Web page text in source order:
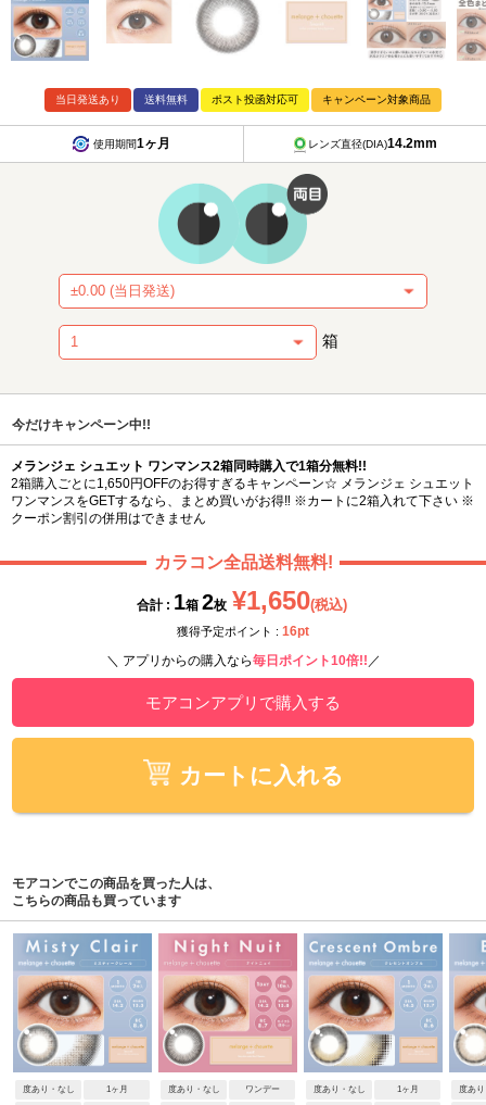
当日発送あり 送料無料 ポスト投函対応可 キャンペーン対象商品
使用期間1ヶ月 レンズ直径(DIA)14.2mm
箱
今だけキャンペーン中!!
メランジェ シュエット ワンマンス2箱同時購入で1箱分無料!!
2箱購入ごとに1,650円OFFのお得すぎるキャンペーン☆ メランジェ シュエット
ワンマンスをGETするなら、まとめ買いがお得‼ ※カートに2箱入れて下さい ※
クーポン割引の併用はできません
カラコン全品送料無料!
合計 : 1箱 2枚 ¥1,650(税込)
獲得予定ポイント : 16pt
＼ アプリからの購入なら毎日ポイント10倍!! ／
モアコンアプリで購入する
カートに入れる
モアコンでこの商品を買った人は、
こちらの商品も買っています
度あり・なし 1ヶ月 度あり・なし ワンデー 度あり・なし 1ヶ月 度あ